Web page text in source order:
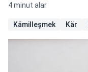
4 minut alar
Kämilleşmek Kär